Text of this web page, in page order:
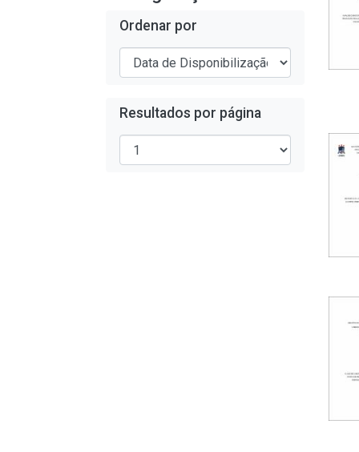
Ordenar por
Resultados por página